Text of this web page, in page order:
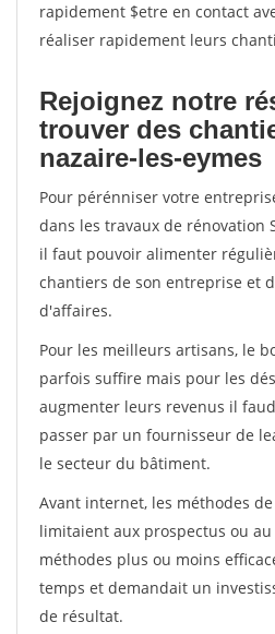
rapidement $etre en contact
réaliser rapidement leurs
Rejoignez notre
trouver des
nazaire-les-eymes
Pour pérénniser votre
dans les travaux de rénovation
il faut pouvoir alimenter
chantiers de son entreprise et
d'affaires.
Pour les meilleurs artisans, le
parfois suffire mais pour les
augmenter leurs revenus il
passer par un fournisseur de
le secteur du bâtiment.
Avant internet, les méthodes
limitaient aux prospectus ou
méthodes plus ou moins
temps et demandait un
de résultat.